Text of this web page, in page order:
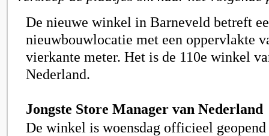
De nieuwe winkel in Barneveld betreft
nieuwbouwlocatie met een oppervlakte
vierkante meter. Het is de 110e winkel
Nederland.
Jongste Store Manager van Nederland
De winkel is woensdag officieel